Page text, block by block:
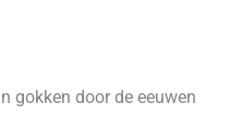
gokken door de eeuwen